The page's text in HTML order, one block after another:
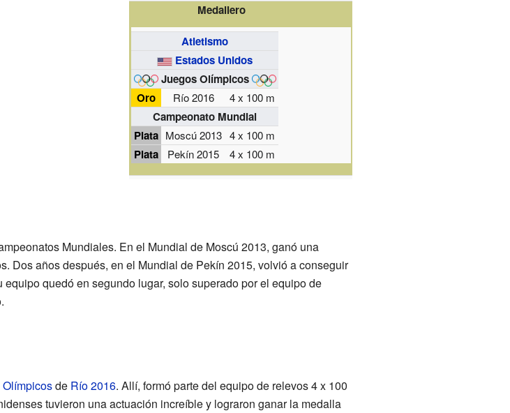
Medallero
Atletismo
Estados Unidos
Juegos Olímpicos
Oro
Río 2016 4 x 100 m
Campeonato Mundial
Plata Moscú 2013 4 x 100 m
Plata Pekín 2015 4 x 100 m
Mundiales. En el Mundial de Moscú 2013, ganó una
Dos años después, en el Mundial de Pekín 2015, volvió a conseguir
quedó en segundo lugar, solo superado por el equipo de
de Río 2016. Allí, formó parte del equipo de relevos 4 x 100
tuvieron una actuación increíble y lograron ganar la medalla